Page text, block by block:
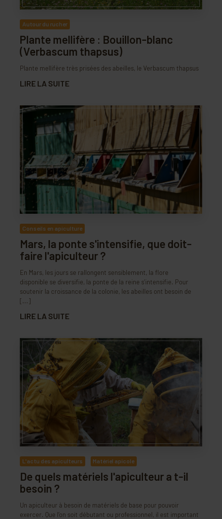
Autour du rucher
Plante mellifère : Bouillon-blanc
(Verbascum thapsus)
Plante mellifère très prisées des abeilles, le Verbascum thapsus
LIRE LA SUITE
Conseils en apiculture
Mars, la ponte s'intensifie, que doit-
faire l'apiculteur ?
En Mars, les jours se rallongent sensiblement, la flore
disponible se diversifie, la ponte de la reine s'intensifie. Pour
soutenir la croissance de la colonie, les abeilles ont besoin de
[...]
LIRE LA SUITE
L'actu des apiculteurs Matériel apicole
De quels matériels l'apiculteur a t-il
besoin ?
Un apiculteur à besoin de matériels de base pour pouvoir
exercer. Que l’on soit débutant ou professionnel, il est important